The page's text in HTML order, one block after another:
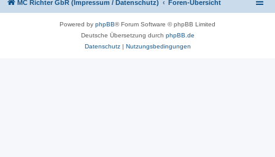
MC Richter GbR (Impressum / Datenschutz) Foren-Übersicht
Powered by phpBB® Forum Software © phpBB Limited
Deutsche Übersetzung durch phpBB.de
Datenschutz| Nutzungsbedingungen